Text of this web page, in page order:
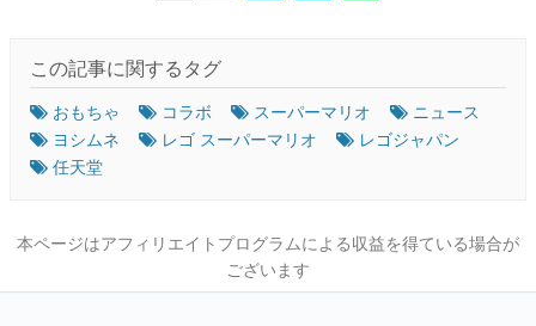
この記事に関するタグ
おもちゃ コラボ スーパーマリオ
ニュース
ヨシムネ
レゴ スーパーマリオ
レゴジャパン
任天堂
本ページはアフィリエイトプログラムによる収益を得ている場合が
ございます